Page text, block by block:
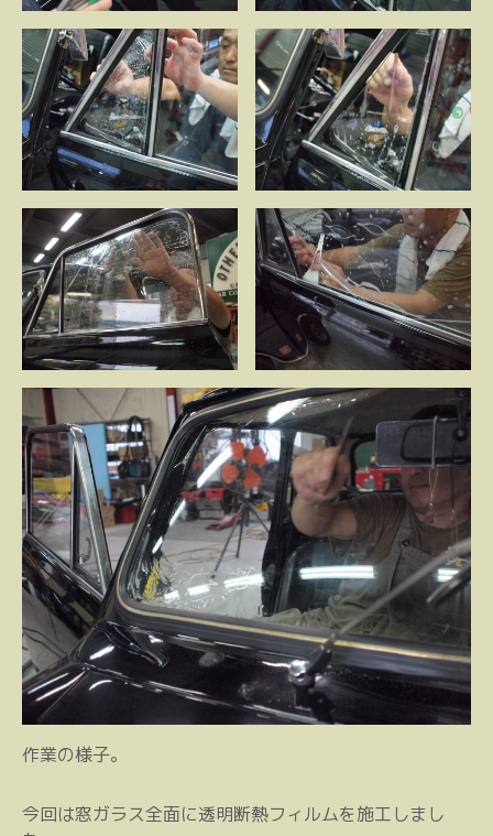
作業の様子。
今回は窓ガラス全面に透明断熱フィルムを施工しまし